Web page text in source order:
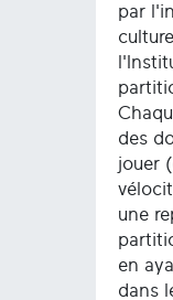
par
des
jouer
une
en
dans